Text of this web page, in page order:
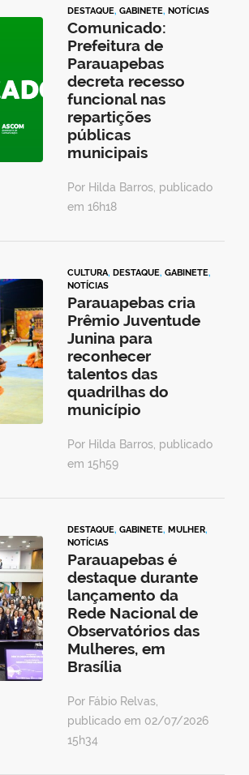
DESTAQUE, GABINETE, NOTÍCIAS
Comunicado:
Prefeitura de
Parauapebas
decreta recesso
funcional nas
repartições
públicas
municipais
Por Hilda Barros, publicado
em 16h18
CULTURA, DESTAQUE, GABINETE,
NOTÍCIAS
Parauapebas cria
Prêmio Juventude
Junina para
reconhecer
talentos das
quadrilhas do
município
Por Hilda Barros, publicado
em 15h59
DESTAQUE, GABINETE, MULHER,
NOTÍCIAS
Parauapebas é
destaque durante
lançamento da
Rede Nacional de
Observatórios das
Mulheres, em
Brasília
Por Fábio Relvas,
publicado em 02/07/2026
15h34